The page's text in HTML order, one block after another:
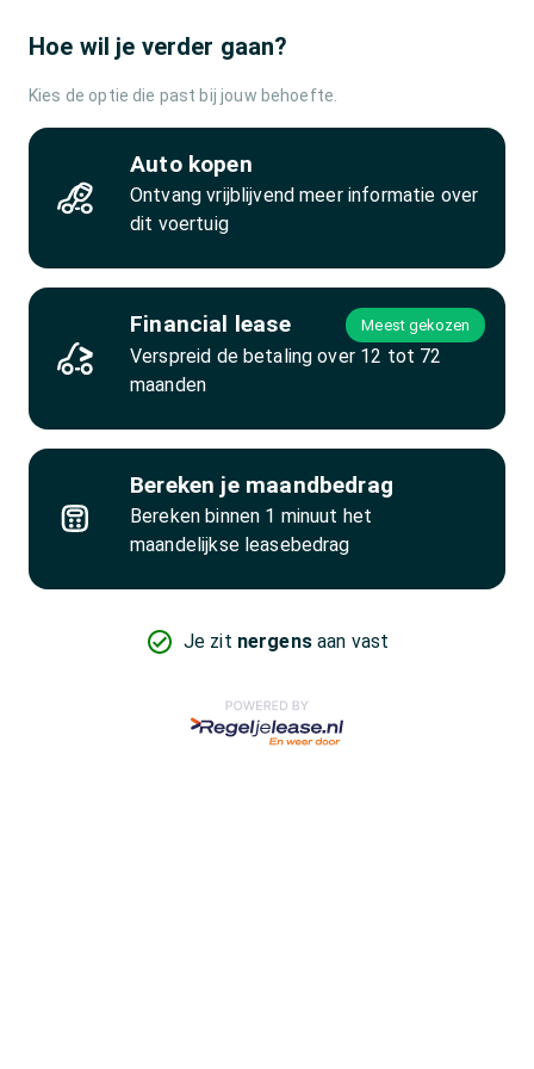
Hoe wil je verder gaan?
Kies de optie die past bij jouw behoefte.
Auto kopen
Ontvang vrijblijvend meer informatie over
dit voertuig
Financial lease Meest gekozen
Verspreid de betaling over 12 tot 72
maanden
Bereken je maandbedrag
Bereken binnen 1 minuut het
maandelijkse leasebedrag
Je zit nergensaan vast